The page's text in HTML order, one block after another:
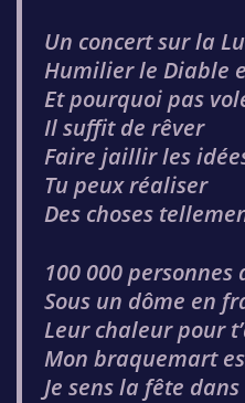
Un concert sur la
Humilier le Diable
Et pourquoi pas
Il suffit de rêver
Faire jaillir les
Tu peux réaliser
Des choses
100 000 personnes
Sous un dôme en
Leur chaleur pour
Mon braquemart
Je sens la fête